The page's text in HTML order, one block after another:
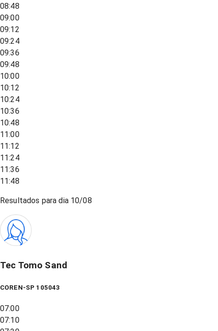
08:48
09:00
09:12
09:24
09:36
09:48
10:00
10:12
10:24
10:36
10:48
11:00
11:12
11:24
11:36
11:48
Resultados para dia 10/08
Tec Tomo Sand
COREN-SP 105043
07:00
07:10